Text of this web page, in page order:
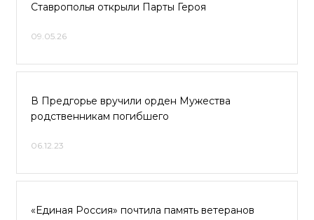
Ставрополья открыли Парты Героя
09.05.26
В Предгорье вручили орден Мужества
родственникам погибшего
06.12.23
«Единая Россия» почтила память ветеранов